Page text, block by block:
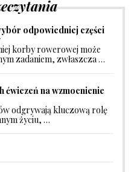
odpowiedniej części
korby rowerowej może
zadaniem, zwłaszcza …
ćwiczeń na wzmocnienie
odgrywają kluczową rolę
życiu, …